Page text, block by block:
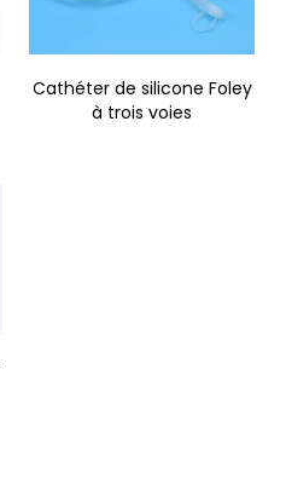
Cathéter de silicone Foley
à trois voies